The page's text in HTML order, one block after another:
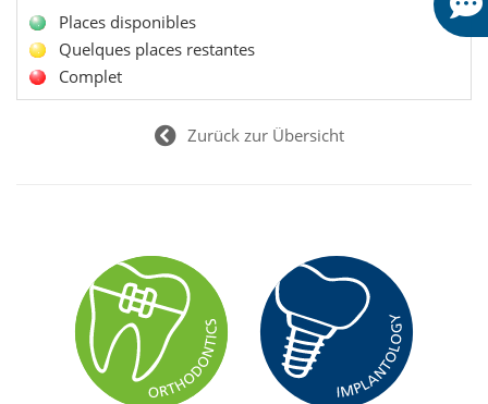
Places disponibles
Quelques places restantes
Complet
Zurück zur Übersicht